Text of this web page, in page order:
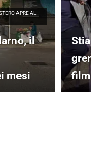
APRE AL
il
mesi
film